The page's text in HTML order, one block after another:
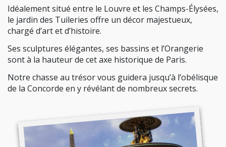
Idéalement situé entre le Louvre et les Champs-Élysées,
le jardin des Tuileries offre un décor majestueux,
chargé d’art et d’histoire.
Ses sculptures élégantes, ses bassins et l’Orangerie
sont à la hauteur de cet axe historique de Paris.
Notre chasse au trésor vous guidera jusqu’à l’obélisque
de la Concorde en y révélant de nombreux secrets.